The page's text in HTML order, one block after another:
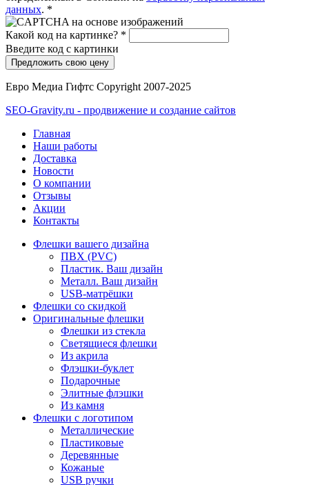
данных. *
Какой код на картинке? *
Введите код с картинки
Евро Медиа Гифтс Copyright 2007-2025
SEO-Gravity.ru - продвижение и создание сайтов
Главная
Наши работы
Доставка
Новости
О компании
Отзывы
Акции
Контакты
Флешки вашего дизайна
ПВХ (PVC)
Пластик. Ваш дизайн
Металл. Ваш дизайн
USB-матрёшки
Флешки со скидкой
Оригинальные флешки
Флешки из стекла
Светящиеся флешки
Из акрила
Флэшки-буклет
Подарочные
Элитные флэшки
Из камня
Флешки с логотипом
Металлические
Пластиковые
Деревянные
Кожаные
USB ручки